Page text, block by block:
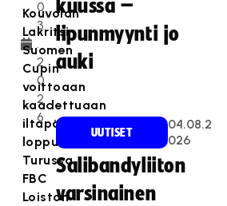
0
3
.
2
0
2
6
Kouvolan
Lakritsi
Suomen
Cupin
voittoaan
kaadettuaan
iltapäivän
loppuottelussa
Turussa
FBC
Loiston
kuussa –
lipunmyynti jo
auki
UUTISET
04.08.2
026
Salibandyliiton
varsinainen